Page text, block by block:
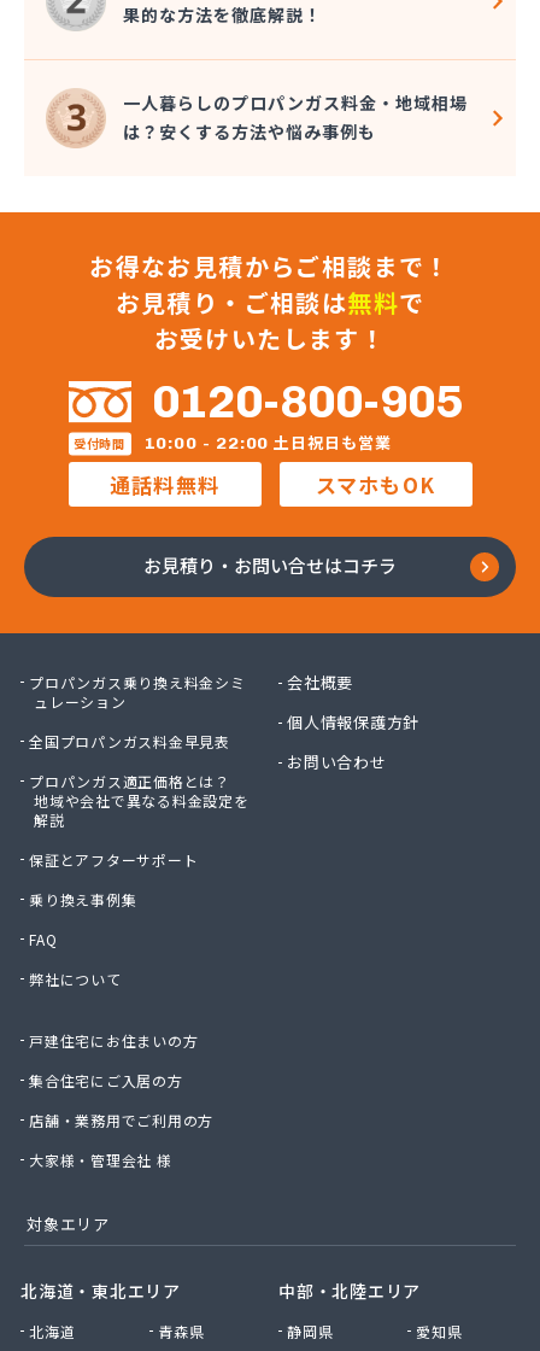
果的な方法を徹底解説！
一人暮らしのプロパンガス料金・地域相場
は？安くする方法や悩み事例も
お得なお見積からご相談まで！
お見積り・ご相談は無料で
お受けいたします！
0120-800-905
受付時間 10:00 - 22:00 土日祝日も営業
通話料無料 スマホもOK
お見積り・お問い合せはコチラ
プロパンガス乗り換え料金シミ
ュレーション
全国プロパンガス料金早見表
プロパンガス適正価格とは？
地域や会社で異なる料金設定を
解説
保証とアフターサポート
乗り換え事例集
FAQ
弊社について
戸建住宅にお住まいの方
集合住宅にご入居の方
店舗・業務用でご利用の方
大家様・管理会社 様
会社概要
個人情報保護方針
お問い合わせ
対象エリア
北海道・東北エリア
北海道
青森県
中部・北陸エリア
静岡県
愛知県